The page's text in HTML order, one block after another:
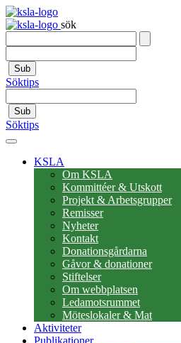
sök
Sub
Söktips
Sub
Söktips
KSLA
Om KSLA
Kommittéer & Utskott
Projekt & Arbetsgrupper
Remisser
Nyheter
Kontakt
Donationsgårdarna
Gåvor & donationer
Stiftelser
Om webbplatsen
Ledamotsrummet
Möteslokaler & Mat
Aktiviteter
Publikationer